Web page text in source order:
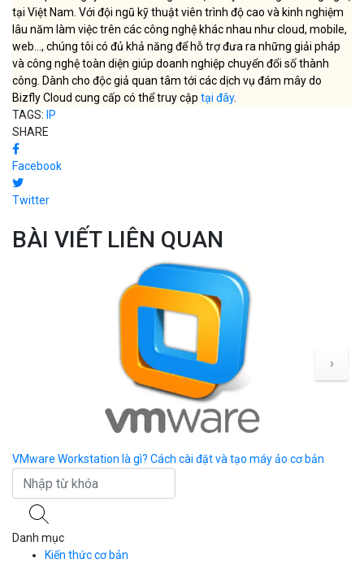
tại Việt Nam. Với đội ngũ kỹ thuật viên trình độ cao và kinh nghiệm
lâu năm làm việc trên các công nghệ khác nhau như cloud, mobile,
web..., chúng tôi có đủ khả năng để hỗ trợ đưa ra những giải pháp
và công nghệ toàn diện giúp doanh nghiệp chuyển đổi số thành
công. Dành cho độc giả quan tâm tới các dịch vụ đám mây do
Bizfly Cloud cung cấp có thể truy cập tại đây.
TAGS: IP
SHARE
Facebook
Twitter
BÀI VIẾT LIÊN QUAN
VMware Workstation là gì? Cách cài đặt và tạo máy ảo cơ bản
›
Danh mục
Kiến thức cơ bản